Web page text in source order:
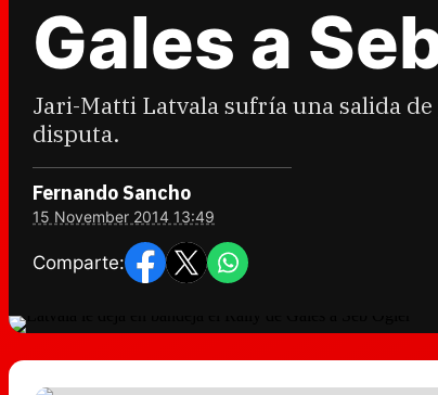
Gales a
Jari-Matti Latvala sufría una salida
disputa.
Fernando Sancho
15 November 2014 13:49
Comparte: